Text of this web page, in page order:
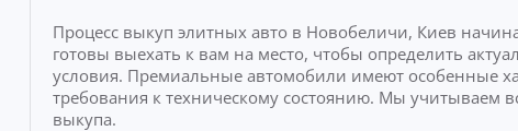
Процесс выкуп элитных авто в Новобеличи, Киев
готовы выехать к вам на место, чтобы определить
условия. Премиальные автомобили имеют особенные
требования к техническому состоянию. Мы учитываем
выкупа.